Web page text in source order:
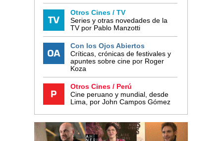
Otros Cines / TV
Series y otras novedades de la
TV por Pablo Manzotti
Con los Ojos Abiertos
Críticas, crónicas de festivales y
apuntes sobre cine por Roger
Koza
Otros Cines / Perú
Cine peruano y mundial, desde
Lima, por John Campos Gómez